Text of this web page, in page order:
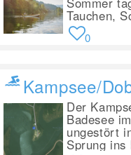
Tauchen,
0
Kampsee/
Der
Badesee
ungestört
Sprung ins